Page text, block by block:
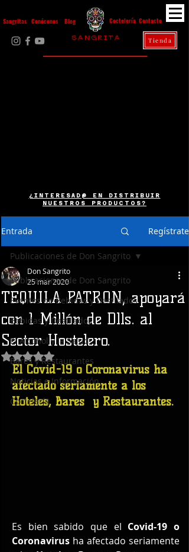
Sangritas Conócenos Contacto
Blog Coctelería
Tienda
S A N G R I T A
¿INTERESAD@ EN DISTRIBUIR
NUESTROS PRODUCTOS?
Entrada Regístrate
Publicaciones de Don Sangrito
Eventos de Bebidas y Destilados
Bebidas y Destilados
El Alcohol y la Salud
Bares y Restaurantes
Noticias e Información
Coctelería
Publicaciones de Don Sangrito
TEQUILA PATRON, apoyará
con 1 Millón de Dlls. al
Sector Hostelero.
Don Sangrito
25 mar 2020
Obtuvo NaN de 5 estrellas.
El Covid-19 o Coronavirus ha
afectado seriamente a los
Hoteles, Bares  y Restaurantes.
Es bien sabido que el Covid-19 o
Coronavirus ha afectado seriamente